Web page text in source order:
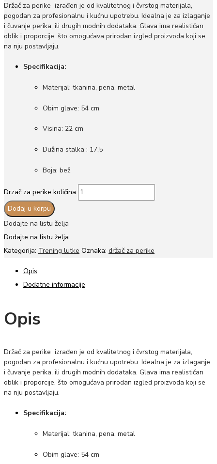
Držač za perike izrađen je od kvalitetnog i čvrstog materijala,
pogodan za profesionalnu i kućnu upotrebu. Idealna je za izlaganje
i čuvanje perika, ili drugih modnih dodataka. Glava ima realističan
oblik i proporcije, što omogućava prirodan izgled proizvoda koji se
na nju postavljaju.
Specifikacija:
Materijal: tkanina, pena, metal
Obim glave: 54 cm
Visina: 22 cm
Dužina stalka : 17,5
Boja: bež
Drzač za perike količina
Dodaj u korpu
Dodajte na listu želja
Dodajte na listu želja
Kategorija: Trening lutke Oznaka: držač za perike
Opis
Dodatne informacije
Opis
Držač za perike izrađen je od kvalitetnog i čvrstog materijala,
pogodan za profesionalnu i kućnu upotrebu. Idealna je za izlaganje
i čuvanje perika, ili drugih modnih dodataka. Glava ima realističan
oblik i proporcije, što omogućava prirodan izgled proizvoda koji se
na nju postavljaju.
Specifikacija:
Materijal: tkanina, pena, metal
Obim glave: 54 cm